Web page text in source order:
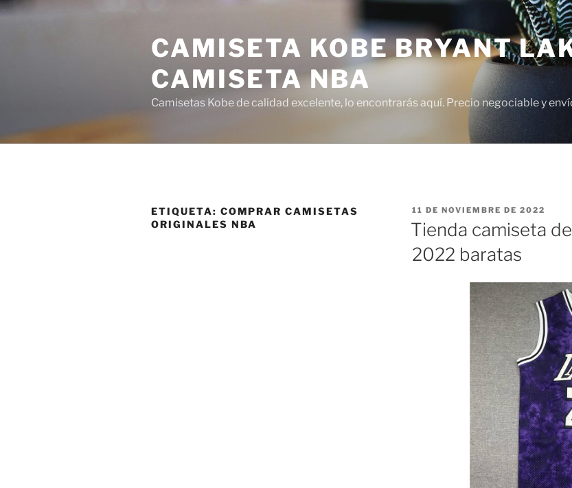
Saltar
CAMISETA KOBE BRYANT
CAMISETA NBA
Camisetas Kobe de calidad excelente, lo encontrarás aquí. Precio negociable y
ETIQUETA: COMPRAR CAMISETAS
ORIGINALES NBA
PUBLICADO
EL
11 DE NOVIEMBRE DE 2022
Tienda camiseta
2022 baratas